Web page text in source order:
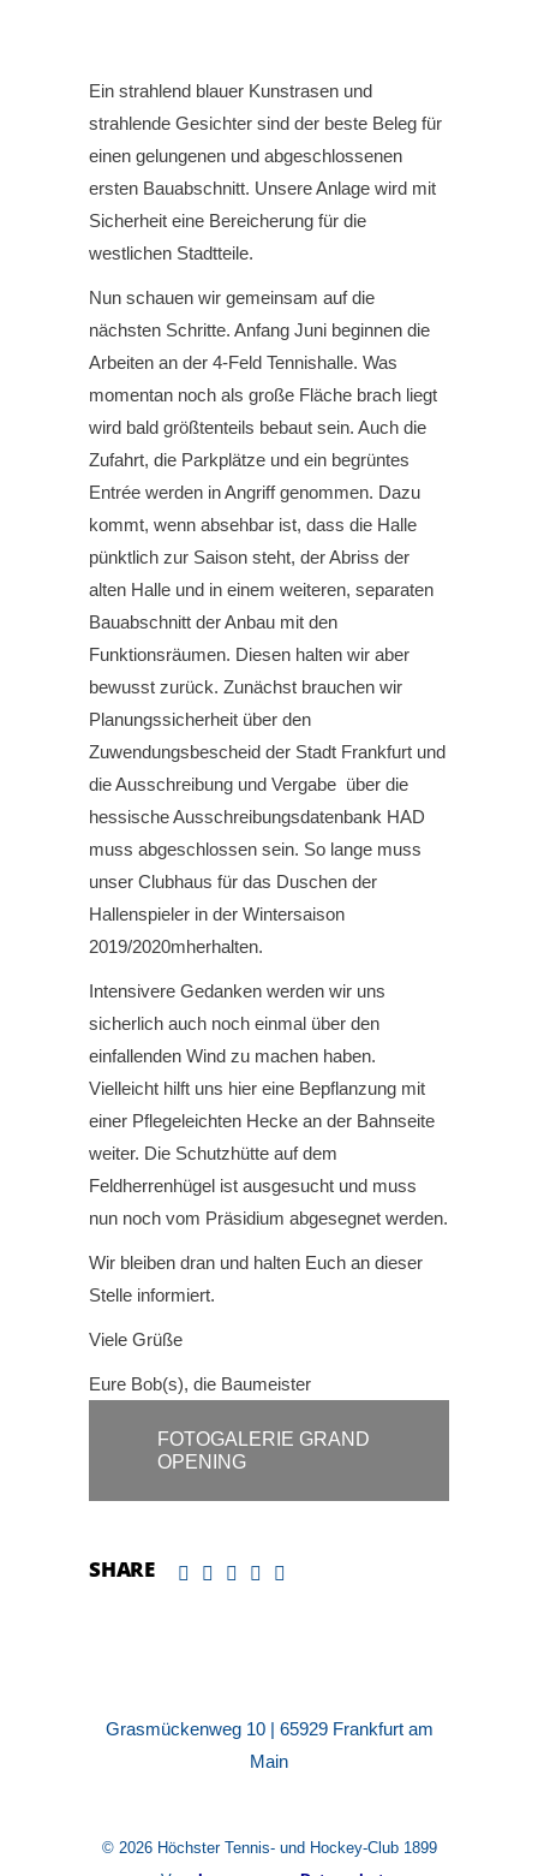
Ein strahlend blauer Kunstrasen und
strahlende Gesichter sind der beste Beleg für
einen gelungenen und abgeschlossenen
ersten Bauabschnitt. Unsere Anlage wird mit
Sicherheit eine Bereicherung für die
westlichen Stadtteile.
Nun schauen wir gemeinsam auf die
nächsten Schritte. Anfang Juni beginnen die
Arbeiten an der 4-Feld Tennishalle. Was
momentan noch als große Fläche brach liegt
wird bald größtenteils bebaut sein. Auch die
Zufahrt, die Parkplätze und ein begrüntes
Entrée werden in Angriff genommen. Dazu
kommt, wenn absehbar ist, dass die Halle
pünktlich zur Saison steht, der Abriss der
alten Halle und in einem weiteren, separaten
Bauabschnitt der Anbau mit den
Funktionsräumen. Diesen halten wir aber
bewusst zurück. Zunächst brauchen wir
Planungssicherheit über den
Zuwendungsbescheid der Stadt Frankfurt und
die Ausschreibung und Vergabe über die
hessische Ausschreibungsdatenbank HAD
muss abgeschlossen sein. So lange muss
unser Clubhaus für das Duschen der
Hallenspieler in der Wintersaison
2019/2020mherhalten.
Intensivere Gedanken werden wir uns
sicherlich auch noch einmal über den
einfallenden Wind zu machen haben.
Vielleicht hilft uns hier eine Bepflanzung mit
einer Pflegeleichten Hecke an der Bahnseite
weiter. Die Schutzhütte auf dem
Feldherrenhügel ist ausgesucht und muss
nun noch vom Präsidium abgesegnet werden.
Wir bleiben dran und halten Euch an dieser
Stelle informiert.
Viele Grüße
Eure Bob(s), die Baumeister
FOTOGALERIE GRAND
OPENING
SHARE
Grasmückenweg 10 | 65929 Frankfurt am
Main
© 2026 Höchster Tennis- und Hockey-Club 1899